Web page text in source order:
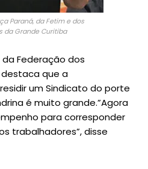
Paraná, da Fetim e dos
da Grande Curitiba
Federação dos
destaca que a
um Sindicato do porte
é muito grande.”Agora
para corresponder
trabalhadores”, disse